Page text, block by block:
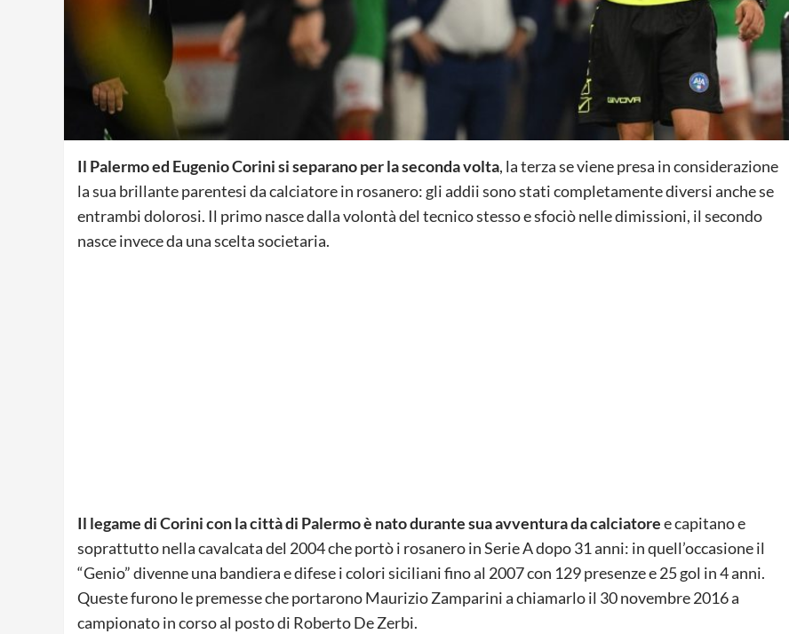
Il Palermo ed Eugenio Corini si separano per la seconda volta, la terza se viene presa in considerazione
la sua brillante parentesi da calciatore in rosanero: gli addii sono stati completamente diversi anche se
entrambi dolorosi. Il primo nasce dalla volontà del tecnico stesso e sfociò nelle dimissioni, il secondo
nasce invece da una scelta societaria.
Il legame di Corini con la città di Palermo è nato durante sua avventura da calciatoree capitano e
soprattutto nella cavalcata del 2004 che portò i rosanero in Serie A dopo 31 anni: in quell’occasione il
“Genio” divenne una bandiera e difese i colori siciliani fino al 2007 con 129 presenze e 25 gol in 4 anni.
Queste furono le premesse che portarono Maurizio Zamparini a chiamarlo il 30 novembre 2016 a
campionato in corso al posto di Roberto De Zerbi.